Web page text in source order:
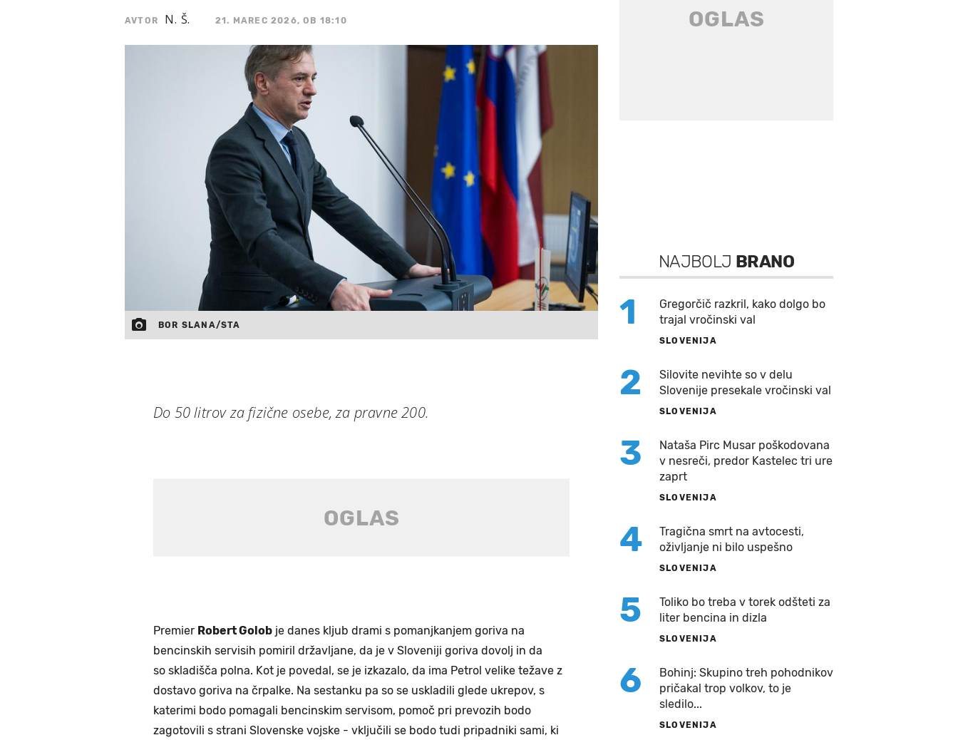
AVTOR N. Š. 21. MAREC 2026, OB 18:10
BOR SLANA/STA
Do 50 litrov za fizične osebe, za pravne 200.
Premier Robert Golob je danes kljub drami s pomanjkanjem goriva na
bencinskih servisih pomiril državljane, da je v Sloveniji goriva dovolj in da
so skladišča polna. Kot je povedal, se je izkazalo, da ima Petrol velike težave z
dostavo goriva na črpalke. Na sestanku pa so se uskladili glede ukrepov, s
katerimi bodo pomagali bencinskim servisom, pomoč pri prevozih bodo
zagotovili s strani Slovenske vojske - vključili se bodo tudi pripadniki sami, ki
NAJBOLJ BRANO
1
Gregorčič razkril, kako dolgo bo
trajal vročinski val
SLOVENIJA
2
Silovite nevihte so v delu
Slovenije presekale vročinski val
SLOVENIJA
3
Nataša Pirc Musar poškodovana
v nesreči, predor Kastelec tri ure
zaprt
SLOVENIJA
4
Tragična smrt na avtocesti,
oživljanje ni bilo uspešno
SLOVENIJA
5
Toliko bo treba v torek odšteti za
liter bencina in dizla
SLOVENIJA
6
Bohinj: Skupino treh pohodnikov
pričakal trop volkov, to je
sledilo...
SLOVENIJA